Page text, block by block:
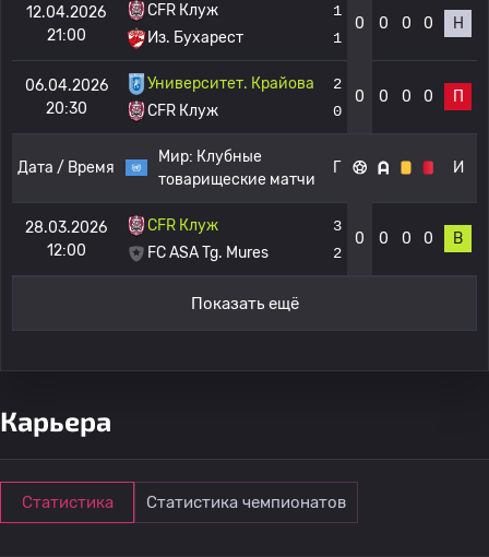
12.04.2026
21:00
CFR Клуж
Из. Бухарест
1
1
0 0 0 0 Н
06.04.2026
20:30
Университет. Крайова
CFR Клуж
2
0
0 0 0 0 П
Дата / Время
Мир: Клубные
товарищеские матчи
Г И
28.03.2026
12:00
CFR Клуж
FC ASA Tg. Mures
3
2
0 0 0 0 В
Показать ещё
Карьера
Статистика Статистика чемпионатов